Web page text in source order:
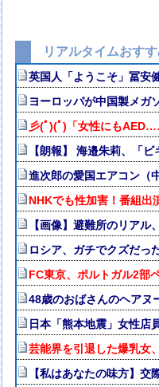
リアルタイムおす
英国人「ようこそ」冨安
ヨーロッパが中国製メガ
彡(ﾟ)(ﾟ)「女性にも
【朗報】 海邉朱莉、「
進次郎の愛国エアコン（
NHKでも性加害！番組出
【画像】避難所のリア
ロシア、ガチでクズだ
FC東京、ポルトガル2部
48歳のおばさんのヘアヌ
日本「熊本地震」女性店
芸能界を引退した爆乳女
【私はあなたの味方】